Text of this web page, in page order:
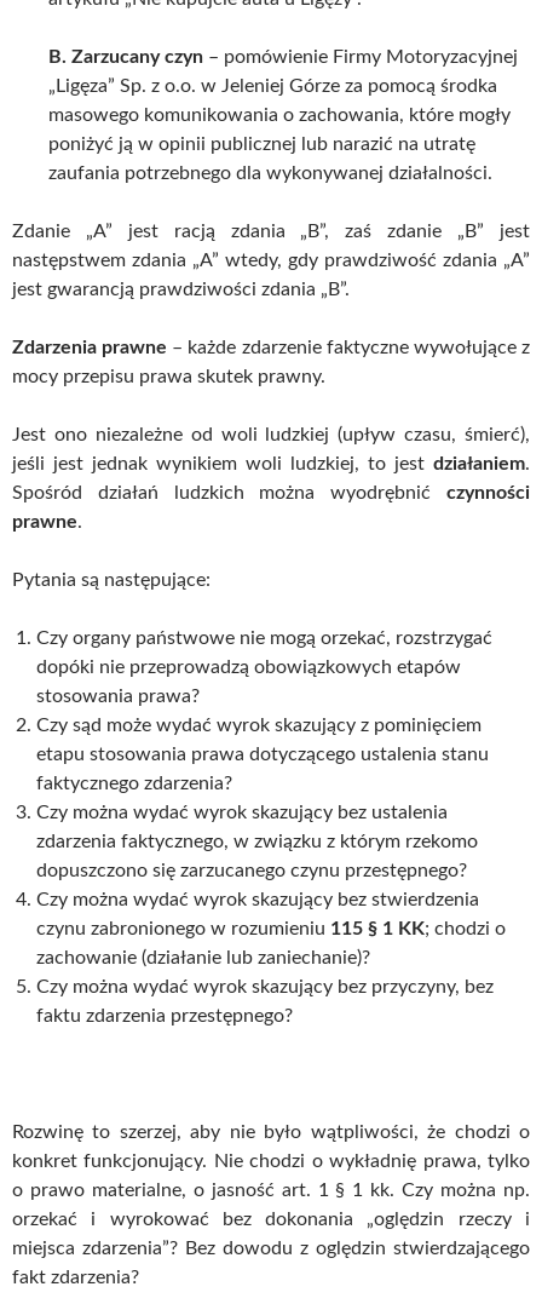
B. Zarzucany czyn – pomówienie Firmy Motoryzacyjnej
„Ligęza” Sp. z o.o. w Jeleniej Górze za pomocą środka
masowego komunikowania o zachowania, które mogły
poniżyć ją w opinii publicznej lub narazić na utratę
zaufania potrzebnego dla wykonywanej działalności.
Zdanie „A” jest racją zdania „B”, zaś zdanie „B” jest
następstwem zdania „A” wtedy, gdy prawdziwość zdania „A”
jest gwarancją prawdziwości zdania „B”.
Zdarzenia prawne – każde zdarzenie faktyczne wywołujące z
mocy przepisu prawa skutek prawny.
Jest ono niezależne od woli ludzkiej (upływ czasu, śmierć),
jeśli jest jednak wynikiem woli ludzkiej, to jest działaniem.
Spośród działań ludzkich można wyodrębnić czynności
prawne.
Pytania są następujące:
Czy organy państwowe nie mogą orzekać, rozstrzygać
dopóki nie przeprowadzą obowiązkowych etapów
stosowania prawa?
Czy sąd może wydać wyrok skazujący z pominięciem
etapu stosowania prawa dotyczącego ustalenia stanu
faktycznego zdarzenia?
Czy można wydać wyrok skazujący bez ustalenia
zdarzenia faktycznego, w związku z którym rzekomo
dopuszczono się zarzucanego czynu przestępnego?
Czy można wydać wyrok skazujący bez stwierdzenia
czynu zabronionego w rozumieniu 115 § 1 KK; chodzi o
zachowanie (działanie lub zaniechanie)?
Czy można wydać wyrok skazujący bez przyczyny, bez
faktu zdarzenia przestępnego?
Rozwinę to szerzej, aby nie było wątpliwości, że chodzi o
konkret funkcjonujący. Nie chodzi o wykładnię prawa, tylko
o prawo materialne, o jasność art. 1 § 1 kk. Czy można np.
orzekać i wyrokować bez dokonania „oględzin rzeczy i
miejsca zdarzenia”? Bez dowodu z oględzin stwierdzającego
fakt zdarzenia?